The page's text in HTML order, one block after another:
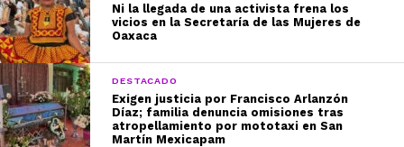
Ni la llegada de una activista frena los
vicios en la Secretaría de las Mujeres de
Oaxaca
DESTACADO
Exigen justicia por Francisco Arlanzón
Díaz; familia denuncia omisiones tras
atropellamiento por mototaxi en San
Martín Mexicapam